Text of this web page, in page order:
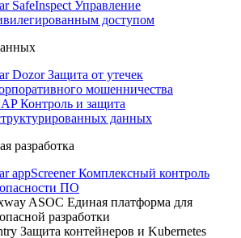
SafeInspect Управление
доступом
DozorЗащита от утечек
мошенничества
Контроль и защита
данных
разработка
appScreenerКомплексный контроль
ПО
ASOC Единая платформа для
разработки
Защита контейнеров и Kubernetes